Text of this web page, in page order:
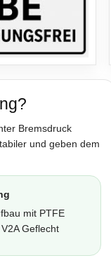
Bremsdruck
und geben dem
mit PTFE
Geflecht